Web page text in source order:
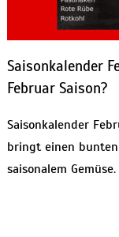
Saisonkalender
Februar Saison?
Saisonkalender
bringt einen bunten
saisonalem Gemüse.